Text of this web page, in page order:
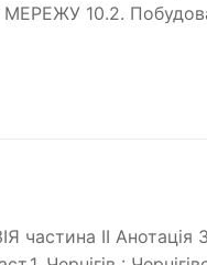
10.2. Побудова
частина ІІ